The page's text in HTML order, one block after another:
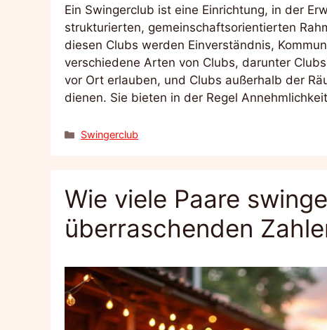
Ein Swingerclub ist eine Einrichtung, in der
strukturierten, gemeinschaftsorientierten
diesen Clubs werden Einverständnis,
verschiedene Arten von Clubs, darunter
vor Ort erlauben, und Clubs außerhalb der
dienen. Sie bieten in der Regel
Kategorien
Swingerclub
Wie viele Paare
überraschenden